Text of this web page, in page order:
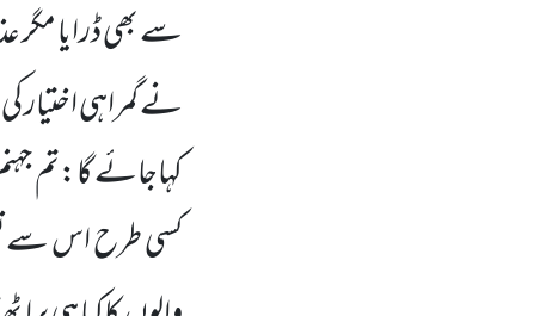
سے بھی ڈرایا مگر
نے گمراہی اختیار
کہاجائے گا:تم
کسی طرح اس سے